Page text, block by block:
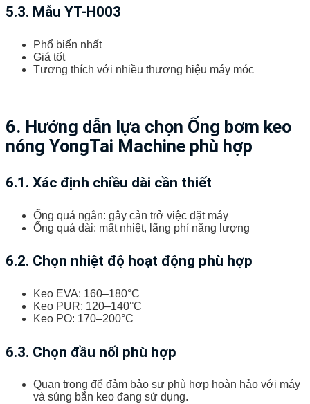
5.3. Mẫu YT-H003
Phổ biến nhất
Giá tốt
Tương thích với nhiều thương hiệu máy móc
6. Hướng dẫn lựa chọn Ống bơm keo
nóng YongTai Machine phù hợp
6.1. Xác định chiều dài cần thiết
Ống quá ngắn: gây cản trở việc đặt máy
Ống quá dài: mất nhiệt, lãng phí năng lượng
6.2. Chọn nhiệt độ hoạt động phù hợp
Keo EVA: 160–180°C
Keo PUR: 120–140°C
Keo PO: 170–200°C
6.3. Chọn đầu nối phù hợp
Quan trọng để đảm bảo sự phù hợp hoàn hảo với máy
và súng bắn keo đang sử dụng.